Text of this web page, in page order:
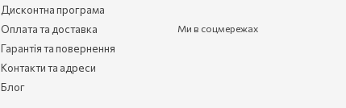
Дисконтна програма
Оплата та доставка
Гарантія та повернення
Контакти та адреси
Блог
Ми в соцмережах